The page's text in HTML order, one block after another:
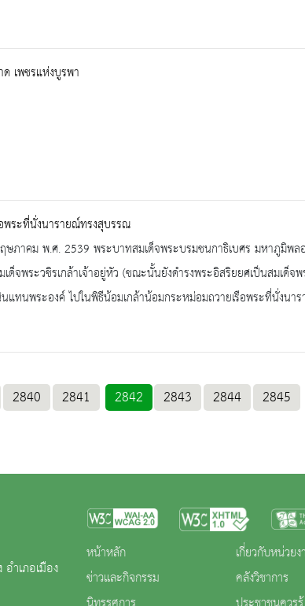
ด เพชรแห่งบูรพา
พระที่นั่งนารายณ์ทรงสุบรรณ
ษภาคม พ.ศ. 2539 พระบาทสมเด็จพระบรมชนกาธิเบศร มหาภูมิพ
ด็จพระวชิรเกล้าเจ้าอยู่หัว (ขณะนั้นยังดำรงพระอิสริยยศเป็นสมเด็จ
แทนพระองค์ ไปในพิธีน้อมเกล้าน้อมกระหม่อมถวายเรือพระที่นั่ง
2840 2841 2842 2843 2844 2845
ำเภอเมือง
หน้าหลัก
ข่าวและกิจกรรม
เกี่ยวกับหน่วย
คลังวิชาการ